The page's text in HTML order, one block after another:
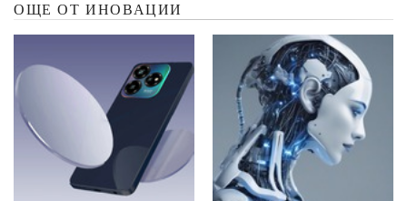
ОЩЕ ОТ ИНОВАЦИИ